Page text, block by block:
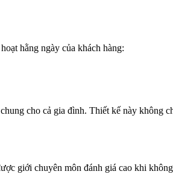
hằng ngày của khách hàng:
cho cả gia đình. Thiết kế này không
giới chuyên môn đánh giá cao khi